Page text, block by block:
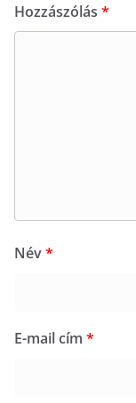
Hozzászólás *
Név*
E-mail cím *